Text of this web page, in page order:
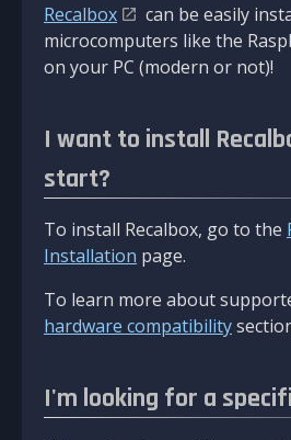
Recalbox
can be easily
microcomputers like the
on your PC (modern or not)!
I want to install
start?
To install Recalbox, go to the
Installation page.
To learn more about
hardware compatibility
I'm looking for a